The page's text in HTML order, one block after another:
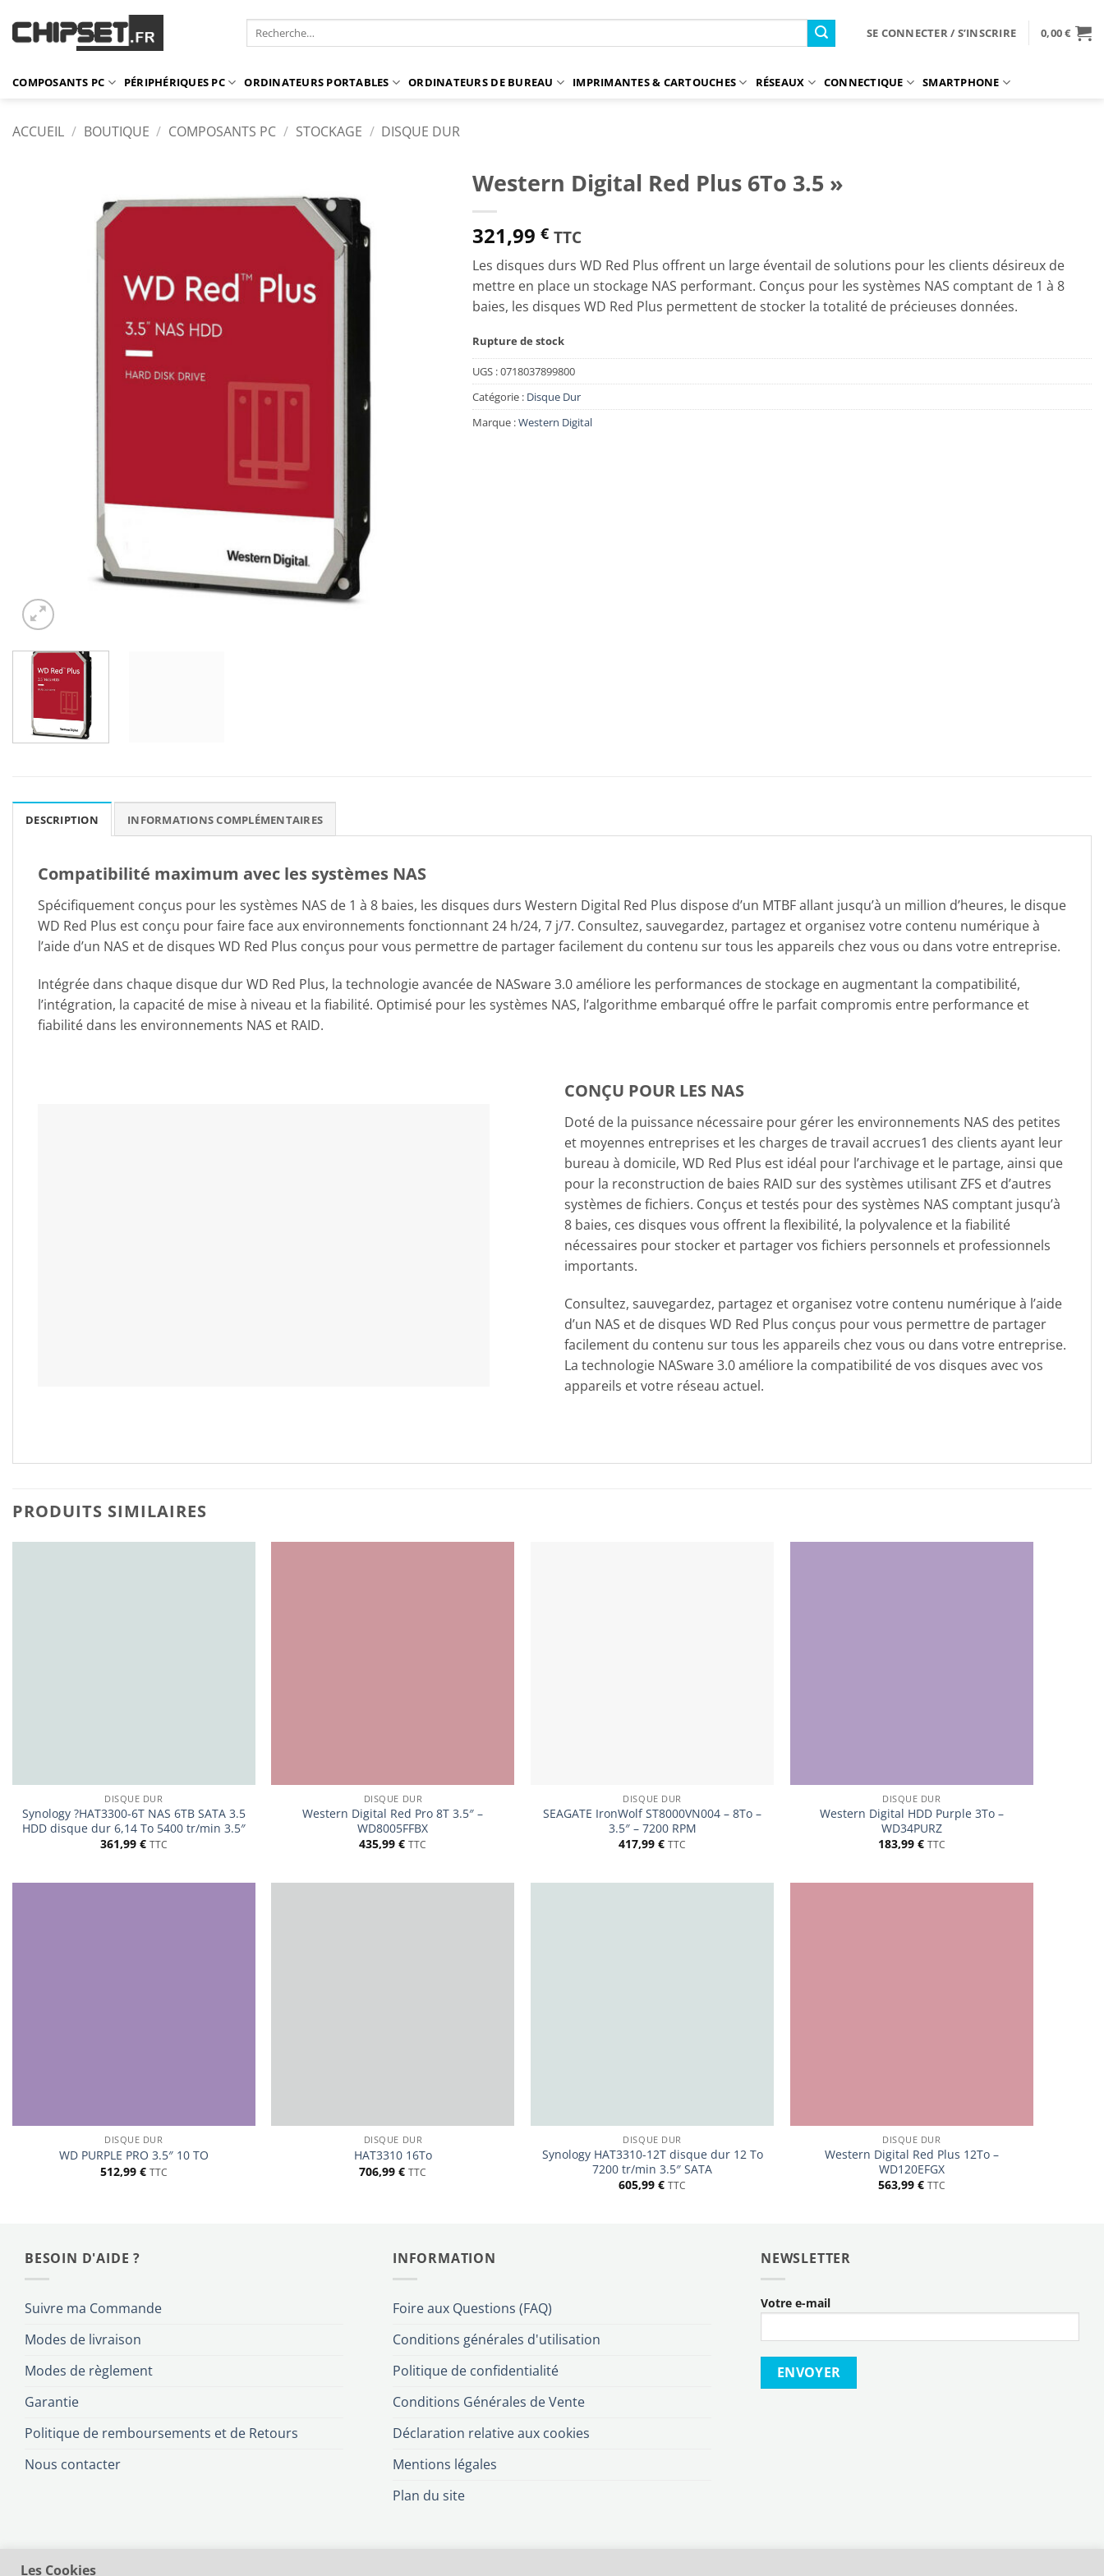
au
Recherche
SE CONNECTER / S’INSCRIRE 0,00€
COMPOSANTS PC PÉRIPHÉRIQUES PC ORDINATEURS PORTABLES ORDINATEURS DE BUREAU IMPRIMANTES & CARTOUCHES RÉSEAUX CONNECTIQUE SMARTPHONE
ACCUEIL / BOUTIQUE / COMPOSANTS PC / STOCKAGE / DISQUE DUR
Western Digital Red Plus 6To 3.5 »
321,99 € TTC
Les disques durs WD Red Plus offrent un large éventail de solutions pour les clients désireux de
mettre en place un stockage NAS performant. Conçus pour les systèmes NAS comptant de 1 à 8
baies, les disques WD Red Plus permettent de stocker la totalité de précieuses données.
Rupture de stock
UGS :0718037899800
Catégorie : Disque Dur
Marque :Western Digital
DESCRIPTION INFORMATIONS COMPLÉMENTAIRES
Compatibilité maximum avec les systèmes NAS
Spécifiquement conçus pour les systèmes NAS de 1 à 8 baies, les disques durs Western Digital Red Plus dispose d’un MTBF allant jusqu’à un million d’heures, le disque
WD Red Plus est conçu pour faire face aux environnements fonctionnant 24 h/24, 7 j/7. Consultez, sauvegardez, partagez et organisez votre contenu numérique à
l’aide d’un NAS et de disques WD Red Plus conçus pour vous permettre de partager facilement du contenu sur tous les appareils chez vous ou dans votre entreprise.
Intégrée dans chaque disque dur WD Red Plus, la technologie avancée de NASware 3.0 améliore les performances de stockage en augmentant la compatibilité,
l’intégration, la capacité de mise à niveau et la fiabilité. Optimisé pour les systèmes NAS, l’algorithme embarqué offre le parfait compromis entre performance et
fiabilité dans les environnements NAS et RAID.
CONÇU POUR LES NAS
Doté de la puissance nécessaire pour gérer les environnements NAS des petites
et moyennes entreprises et les charges de travail accrues1 des clients ayant leur
bureau à domicile, WD Red Plus est idéal pour l’archivage et le partage, ainsi que
pour la reconstruction de baies RAID sur des systèmes utilisant ZFS et d’autres
systèmes de fichiers. Conçus et testés pour des systèmes NAS comptant jusqu’à
8 baies, ces disques vous offrent la flexibilité, la polyvalence et la fiabilité
nécessaires pour stocker et partager vos fichiers personnels et professionnels
importants.
Consultez, sauvegardez, partagez et organisez votre contenu numérique à l’aide
d’un NAS et de disques WD Red Plus conçus pour vous permettre de partager
facilement du contenu sur tous les appareils chez vous ou dans votre entreprise.
La technologie NASware 3.0 améliore la compatibilité de vos disques avec vos
appareils et votre réseau actuel.
PRODUITS SIMILAIRES
DISQUE DUR
Synology ?HAT3300-6T NAS 6TB SATA 3.5
HDD disque dur 6,14 To 5400 tr/min 3.5″
361,99 € TTC
DISQUE DUR
Western Digital Red Pro 8T 3.5″ –
WD8005FFBX
435,99€ TTC
DISQUE DUR
SEAGATE IronWolf ST8000VN004 – 8To –
3.5″ – 7200 RPM
417,99€ TTC
DISQUE DUR
Western Digital HDD Purple 3To –
WD34PURZ
183,99 € TTC
DISQUE DUR
WD PURPLE PRO 3.5″ 10 TO
512,99 € TTC
DISQUE DUR
HAT3310 16To
706,99€ TTC
DISQUE DUR
Synology HAT3310-12T disque dur 12 To
7200 tr/min 3.5″ SATA
605,99€ TTC
DISQUE DUR
Western Digital Red Plus 12To –
WD120EFGX
563,99 € TTC
BESOIN D'AIDE ?
Suivre ma Commande
Modes de livraison
Modes de règlement
Garantie
Politique de remboursements et de Retours
Nous contacter
INFORMATION
Foire aux Questions (FAQ)
Conditions générales d'utilisation
Politique de confidentialité
Conditions Générales de Vente
Déclaration relative aux cookies
Mentions légales
Plan du site
NEWSLETTER
Votre e-mail
Les Cookies